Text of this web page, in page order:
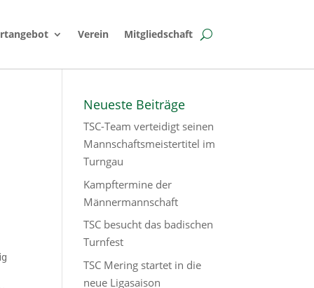
Verein Mitgliedschaft
Neueste Beiträge
TSC-Team verteidigt seinen
Mannschaftsmeistertitel im
Turngau
Kampftermine der
Männermannschaft
TSC besucht das badischen
Turnfest
TSC Mering startet in die
neue Ligasaison